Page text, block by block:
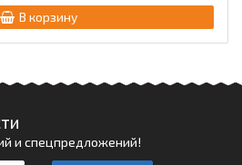
В корзину
и спецпредложений!